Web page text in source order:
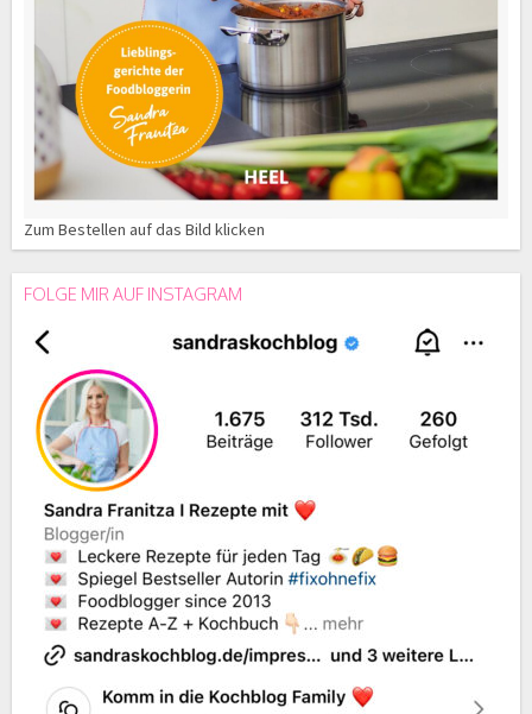
Zum Bestellen auf das Bild klicken
FOLGE MIR AUF INSTAGRAM